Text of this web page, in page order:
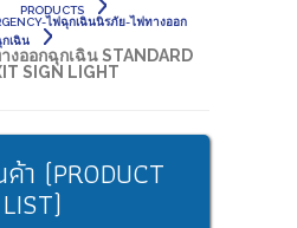
PRODUCTS
ไฟฉุกเฉินนิรภัย-ไฟทางออก
เฉิน
งออกฉุกเฉิน STANDARD
SIGN LIGHT
า (PRODUCT
LIST)